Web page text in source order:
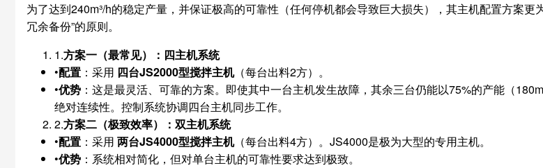
为了达到240m³/h的稳定产量，并保证极高的可靠性（任何停机都会导致巨大损失），其主机配置方案更
冗余备份”的原则。
1.方案一（最常见）：四主机系统
•配置 ：采用 四台JS2000型搅拌主机（每台出料2方）。
•优势 ：这是最灵活、可靠的方案。即使其中一台主机发生故障，其余三台仍能以75%的产能（
绝对连续性。控制系统协调四台主机同步工作。
2.方案二（极致效率）：双主机系统
•配置 ：采用 两台JS4000型搅拌主机（每台出料4方）。JS4000是极为大型的专用主机。
•优势 ：系统相对简化，但对单台主机的可靠性要求达到极致。